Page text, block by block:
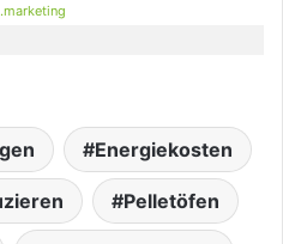
Energiekosten
Pelletöfen